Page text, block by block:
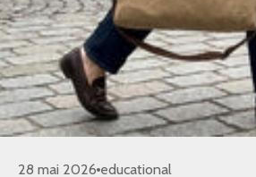
28 mai 2026 educational